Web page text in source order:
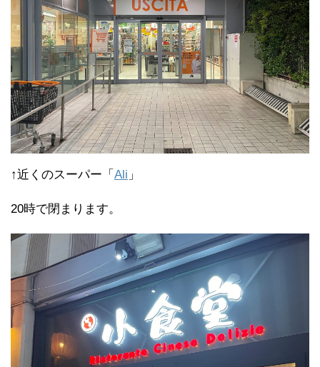
↑近くのスーパー「 Ali 」
20時で閉まります。